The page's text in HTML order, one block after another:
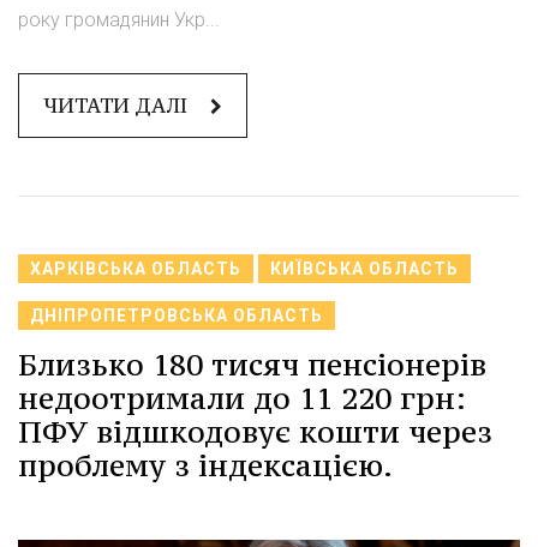
року громадянин Укр...
ЧИТАТИ ДАЛІ
ХАРКІВСЬКА ОБЛАСТЬ КИЇВСЬКА ОБЛАСТЬ
ДНІПРОПЕТРОВСЬКА ОБЛАСТЬ
Близько 180 тисяч пенсіонерів
недоотримали до 11 220 грн:
ПФУ відшкодовує кошти через
проблему з індексацією.